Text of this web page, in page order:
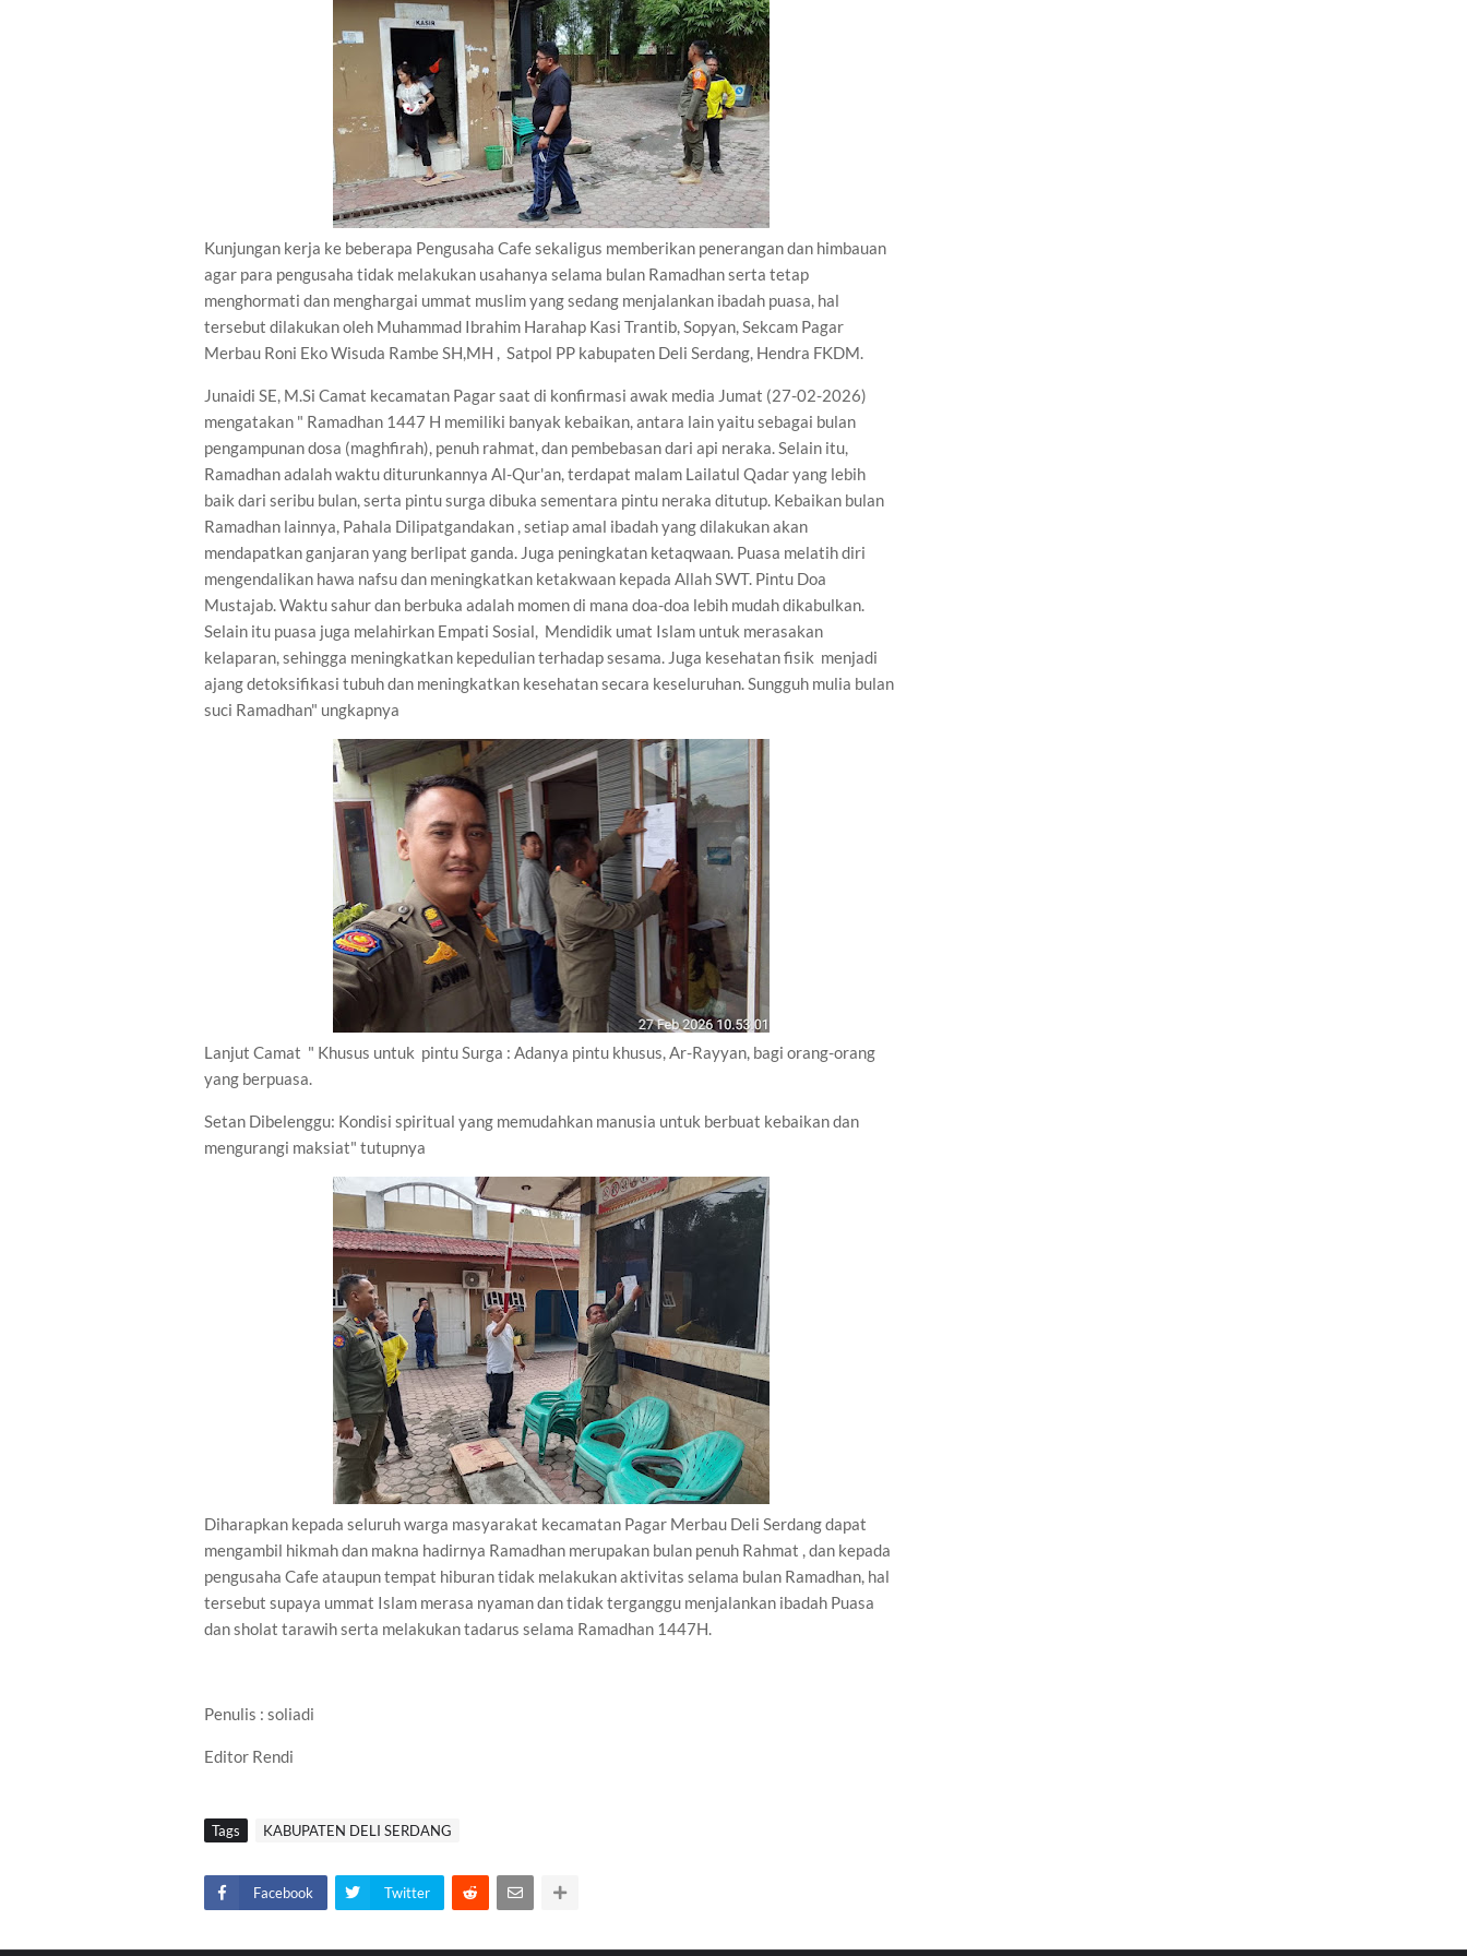
Kunjungan kerja ke beberapa Pengusaha Cafe sekaligus memberikan penerangan dan himbauan
agar para pengusaha tidak melakukan usahanya selama bulan Ramadhan serta tetap
menghormati dan menghargai ummat muslim yang sedang menjalankan ibadah puasa, hal
tersebut dilakukan oleh Muhammad Ibrahim Harahap Kasi Trantib, Sopyan, Sekcam Pagar
Merbau Roni Eko Wisuda Rambe SH,MH , Satpol PP kabupaten Deli Serdang, Hendra FKDM.
Junaidi SE, M.Si Camat kecamatan Pagar saat di konfirmasi awak media Jumat (27-02-2026)
mengatakan " Ramadhan 1447 H memiliki banyak kebaikan, antara lain yaitu sebagai bulan
pengampunan dosa (maghfirah), penuh rahmat, dan pembebasan dari api neraka. Selain itu,
Ramadhan adalah waktu diturunkannya Al-Qur'an, terdapat malam Lailatul Qadar yang lebih
baik dari seribu bulan, serta pintu surga dibuka sementara pintu neraka ditutup. Kebaikan bulan
Ramadhan lainnya, Pahala Dilipatgandakan , setiap amal ibadah yang dilakukan akan
mendapatkan ganjaran yang berlipat ganda. Juga peningkatan ketaqwaan. Puasa melatih diri
mengendalikan hawa nafsu dan meningkatkan ketakwaan kepada Allah SWT. Pintu Doa
Mustajab. Waktu sahur dan berbuka adalah momen di mana doa-doa lebih mudah dikabulkan.
Selain itu puasa juga melahirkan Empati Sosial, Mendidik umat Islam untuk merasakan
kelaparan, sehingga meningkatkan kepedulian terhadap sesama. Juga kesehatan fisik menjadi
ajang detoksifikasi tubuh dan meningkatkan kesehatan secara keseluruhan. Sungguh mulia bulan
suci Ramadhan" ungkapnya
Lanjut Camat " Khusus untuk pintu Surga : Adanya pintu khusus, Ar-Rayyan, bagi orang-orang
yang berpuasa.
Setan Dibelenggu: Kondisi spiritual yang memudahkan manusia untuk berbuat kebaikan dan
mengurangi maksiat" tutupnya
Diharapkan kepada seluruh warga masyarakat kecamatan Pagar Merbau Deli Serdang dapat
mengambil hikmah dan makna hadirnya Ramadhan merupakan bulan penuh Rahmat , dan kepada
pengusaha Cafe ataupun tempat hiburan tidak melakukan aktivitas selama bulan Ramadhan, hal
tersebut supaya ummat Islam merasa nyaman dan tidak terganggu menjalankan ibadah Puasa
dan sholat tarawih serta melakukan tadarus selama Ramadhan 1447H.
Penulis : soliadi
Editor Rendi
Tags KABUPATEN DELI SERDANG
Facebook Twitter